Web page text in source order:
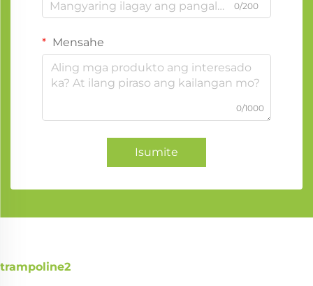
0/200
Mensahe
0/1000
Isumite
trampoline2